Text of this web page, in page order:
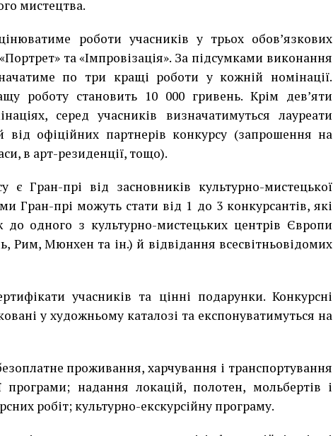
мистецтва.
роботи учасників у трьох обов’язкових
та «Імпровізація». За підсумками виконання
по три кращі роботи у кожній номінації.
роботу становить 10 000 гривень. Крім дев’яти
серед учасників визначатимуться лауреати
від офіційних партнерів конкурсу (запрошення на
в арт-резиденції, тощо).
Гран-прі від засновників культурно-мистецької
Гран-прі можуть стати від 1 до 3 конкурсантів, які
одного з культурно-мистецьких центрів Європи
Рим, Мюнхен та ін.) й відвідання всесвітньовідомих
учасників та цінні подарунки. Конкурсні
у художньому каталозі та експонуватимуться на
проживання, харчування і транспортування
програми; надання локацій, полотен, мольбертів і
робіт; культурно-екскурсійну програму.